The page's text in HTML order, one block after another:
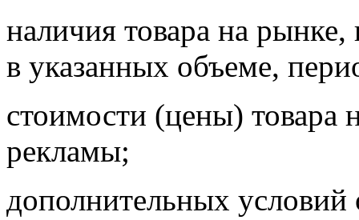
наличия товара на
в указанных объеме,
стоимости (цены) товара
рекламы;
дополнительных условий